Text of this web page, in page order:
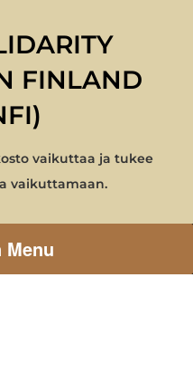
FINLAND
vaikuttaa ja tukee
vaikuttamaan.
Menu